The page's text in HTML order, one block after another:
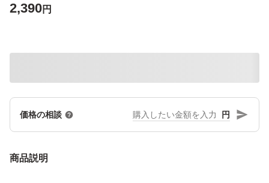
2,390円
価格の相談 円
商品説明